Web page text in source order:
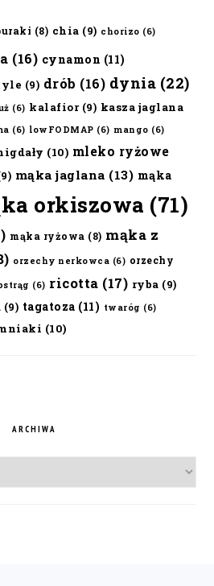
(8) chia (9) chorizo (6)
(16) cynamon (11)
(9) drób (16) dynia (22)
(6) kalafior(9) kasza jaglana
(6) lowFODMAP (6) mango (6)
(10) mleko ryżowe
mąka jaglana (13) mąka
orkiszowa (71)
mąka ryżowa (8) mąka z
orzechy nerkowca (6) orzechy
(6) ricotta (17) ryba (9)
(9) tagatoza (11) twaróg (6)
(10)
ARCHIWA